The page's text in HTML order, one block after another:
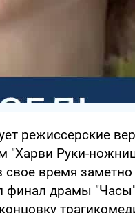
режиссерские
"Харви Руки-
время заметно
финал драмы